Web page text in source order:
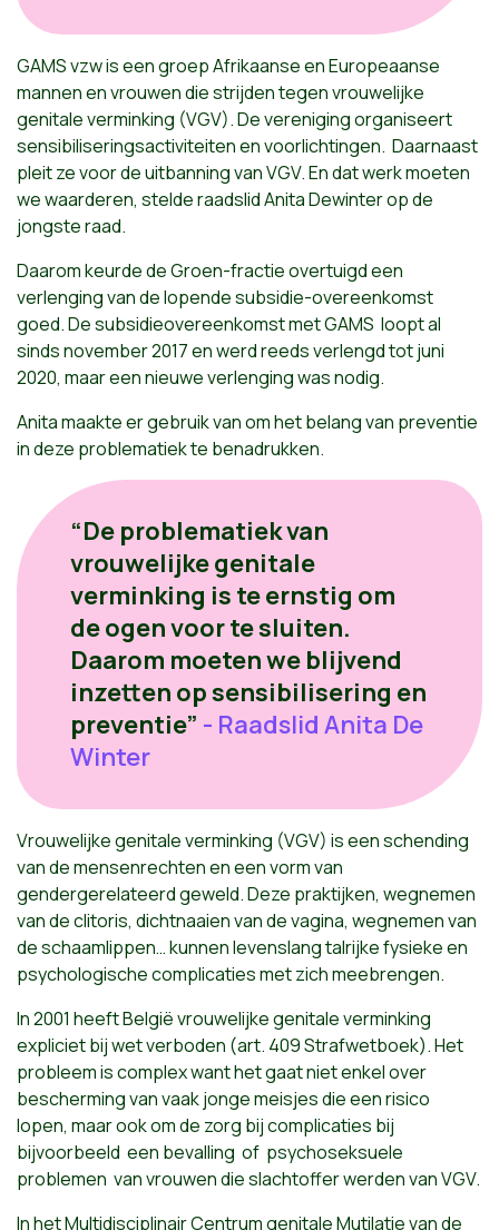
GAMS vzw is een groep Afrikaanse en Europeaanse
mannen en vrouwen die strijden tegen vrouwelijke
genitale verminking (VGV). De vereniging organiseert
sensibiliseringsactiviteiten en voorlichtingen. Daarnaast
pleit ze voor de uitbanning van VGV. En dat werk moeten
we waarderen, stelde raadslid Anita Dewinter op de
jongste raad.
Daarom keurde de Groen-fractie overtuigd een
verlenging van de lopende subsidie-overeenkomst
goed. De subsidieovereenkomst met GAMS loopt al
sinds november 2017 en werd reeds verlengd tot juni
2020, maar een nieuwe verlenging was nodig.
Anita maakte er gebruik van om het belang van preventie
in deze problematiek te benadrukken.
“De problematiek van
vrouwelijke genitale
verminking is te ernstig om
de ogen voor te sluiten.
Daarom moeten we blijvend
inzetten op sensibilisering en
preventie” - Raadslid Anita De
Winter
Vrouwelijke genitale verminking (VGV) is een schending
van de mensenrechten en een vorm van
gendergerelateerd geweld. Deze praktijken, wegnemen
van de clitoris, dichtnaaien van de vagina, wegnemen van
de schaamlippen… kunnen levenslang talrijke fysieke en
psychologische complicaties met zich meebrengen.
In 2001 heeft België vrouwelijke genitale verminking
expliciet bij wet verboden (art. 409 Strafwetboek). Het
probleem is complex want het gaat niet enkel over
bescherming van vaak jonge meisjes die een risico
lopen, maar ook om de zorg bij complicaties bij
bijvoorbeeld een bevalling of psychoseksuele
problemen van vrouwen die slachtoffer werden van VGV.
In het Multidisciplinair Centrum genitale Mutilatie van de